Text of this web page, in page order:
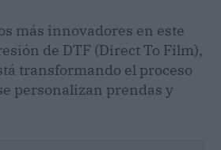
más innovadores en este
de DTF (Direct To Film),
transformando el proceso
personalizan prendas y